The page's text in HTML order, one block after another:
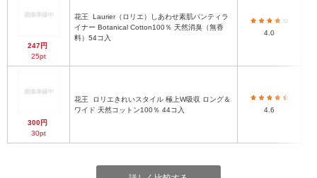
247円
25pt
花王
イナー Botanical Cotton100％ 天然消臭（無香
料）54コ入
4.0
300円
30pt
花王
ワイド 天然コットン100％ 44コ入
4.6